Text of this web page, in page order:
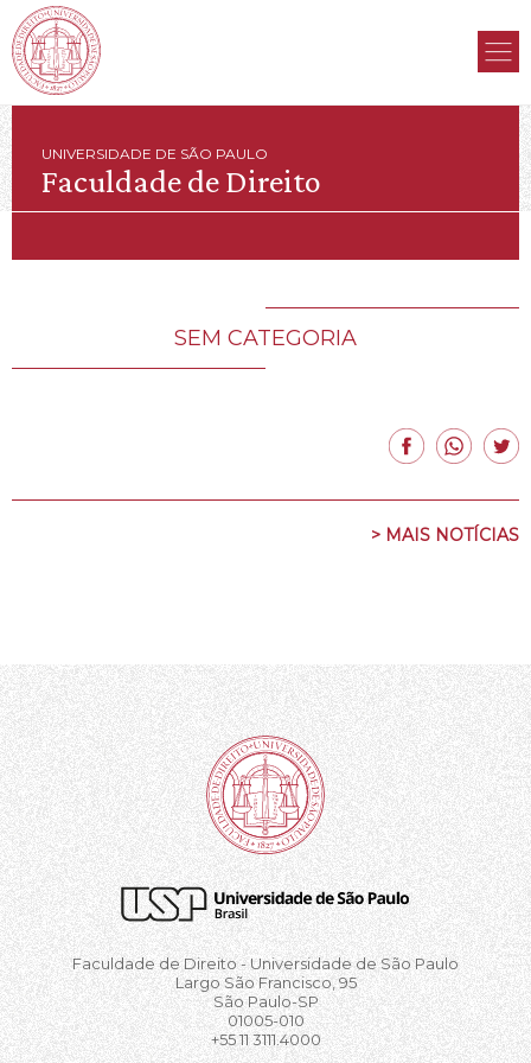
UNIVERSIDADE DE SÃO PAULO
Faculdade de Direito
SEM CATEGORIA
> MAIS NOTÍCIAS
Faculdade de Direito - Universidade de São Paulo
Largo São Francisco, 95
São Paulo-SP
01005-010
+55 11 3111.4000